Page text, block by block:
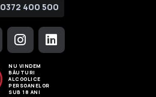
0372 400 500
NU VINDEM
BĂUTURI
ALCOOLICE
PERSOANELOR
SUB 18 ANI